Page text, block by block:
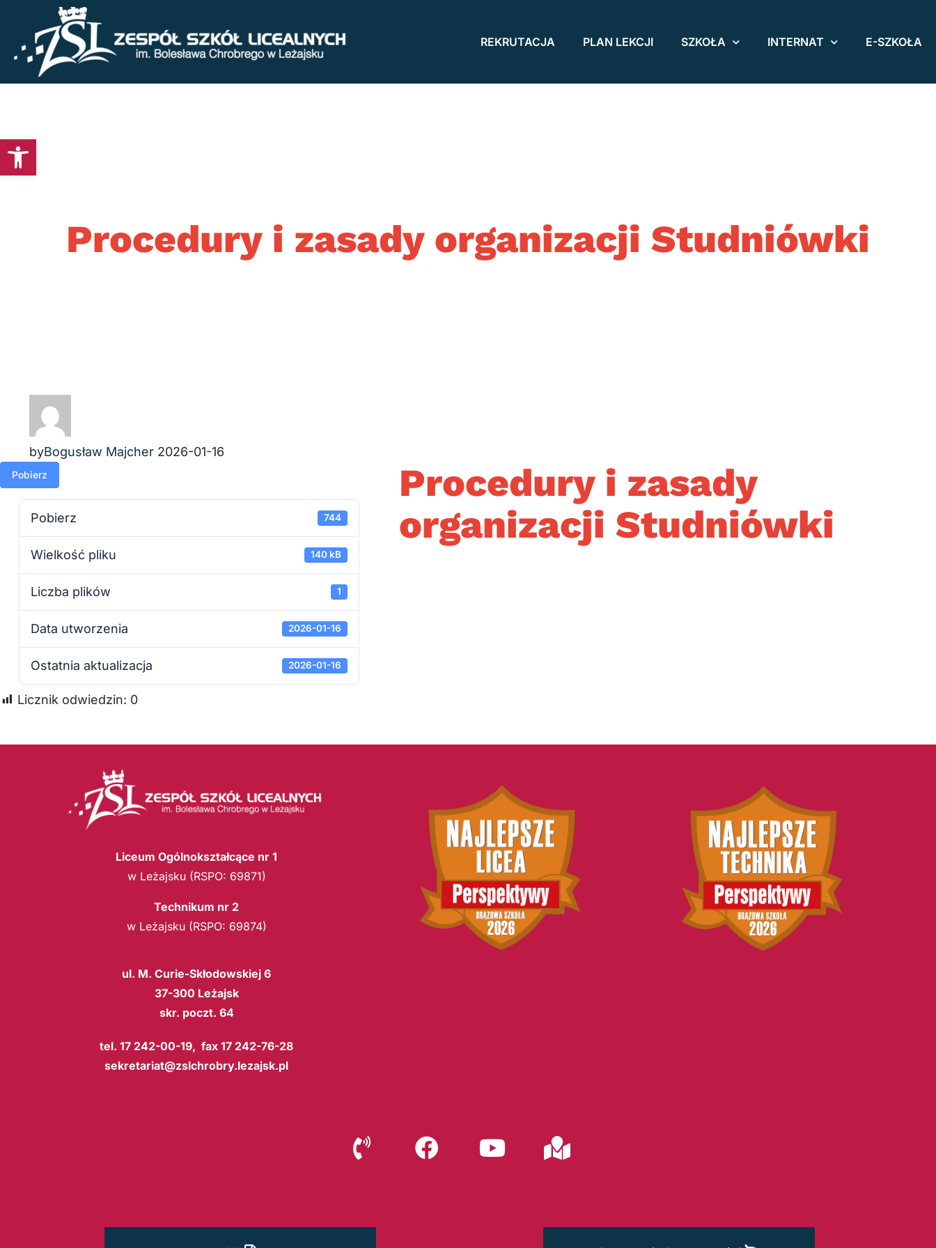
Otwórz pasek narzędzi
REKRUTACJA PLAN LEKCJI SZKOŁA INTERNAT E-SZKOŁA
Procedury i zasady organizacji Studniówki
byBogusław Majcher 2026-01-16
Pobierz
Pobierz 744
Wielkość pliku 140 kB
Liczba plików 1
Data utworzenia 2026-01-16
Ostatnia aktualizacja 2026-01-16
Procedury i zasady
organizacji Studniówki
Licznik odwiedzin: 0
Liceum Ogólnokształcące nr 1
w Leżajsku (RSPO: 69871)
Technikum nr 2
w Leżajsku (RSPO: 69874)
ul. M. Curie-Skłodowskiej 6
37-300 Leżajsk
skr. poczt. 64
tel. 17 242-00-19, fax 17 242-76-28
sekretariat@zslchrobry.lezajsk.pl